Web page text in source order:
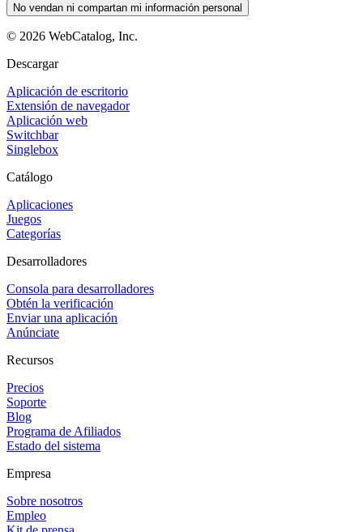
No vendan ni compartan mi información personal
© 2026 WebCatalog, Inc.
Descargar
Aplicación de escritorio
Extensión de navegador
Aplicación web
Switchbar
Singlebox
Catálogo
Aplicaciones
Juegos
Categorías
Desarrolladores
Consola para desarrolladores
Obtén la verificación
Enviar una aplicación
Anúnciate
Recursos
Precios
Soporte
Blog
Programa de Afiliados
Estado del sistema
Empresa
Sobre nosotros
Empleo